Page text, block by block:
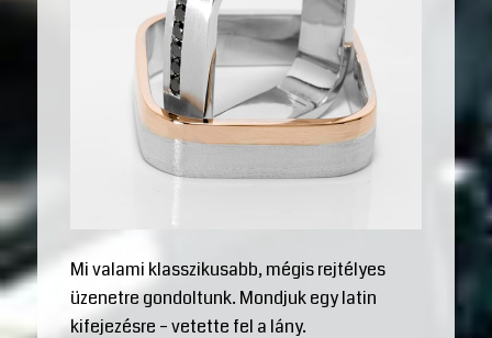
Mi valami klasszikusabb, mégis rejtélyes
üzenetre gondoltunk. Mondjuk egy latin
kifejezésre – vetette fel a lány.